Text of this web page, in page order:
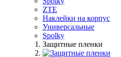
ZTE
Наклейки на корпус
Универсальные
Spolky
Защитные пленки